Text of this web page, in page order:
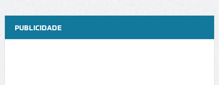
PUBLICIDADE